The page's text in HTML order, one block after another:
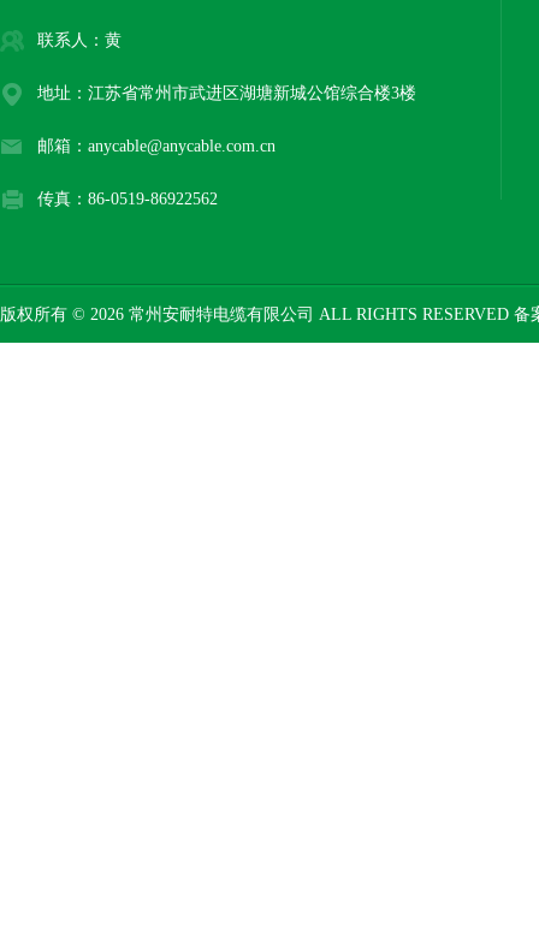
联系人：黄
地址：江苏省常州市武进区湖塘新城公馆综合楼3楼
邮箱：anycable@anycable.com.cn
传真：86-0519-86922562
版权所有 © 2026 常州安耐特电缆有限公司 ALL RIGHTS RESERVED 备